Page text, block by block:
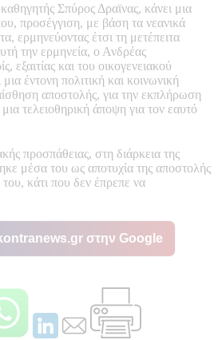
Σπύρος Δραϊνας, κάνει μια
προσέγγιση, με βάση τα νεανικά
ερμηνεύοντας έτσι τη μετέπειτα
την ερμηνεία, ο Ανδρέας
εξαιτίας και του οικογενειακού
έντονη πολιτική και κοινωνική
αποστολής, για την εκπλήρωση
μια τελειοθηρική άποψη για τον εαυτό
προσπάθειας, στη διάρκεια της
μέσα του ως αποτυχία της αποστολής
κάτι που δεν έπρεπε να
στην Google